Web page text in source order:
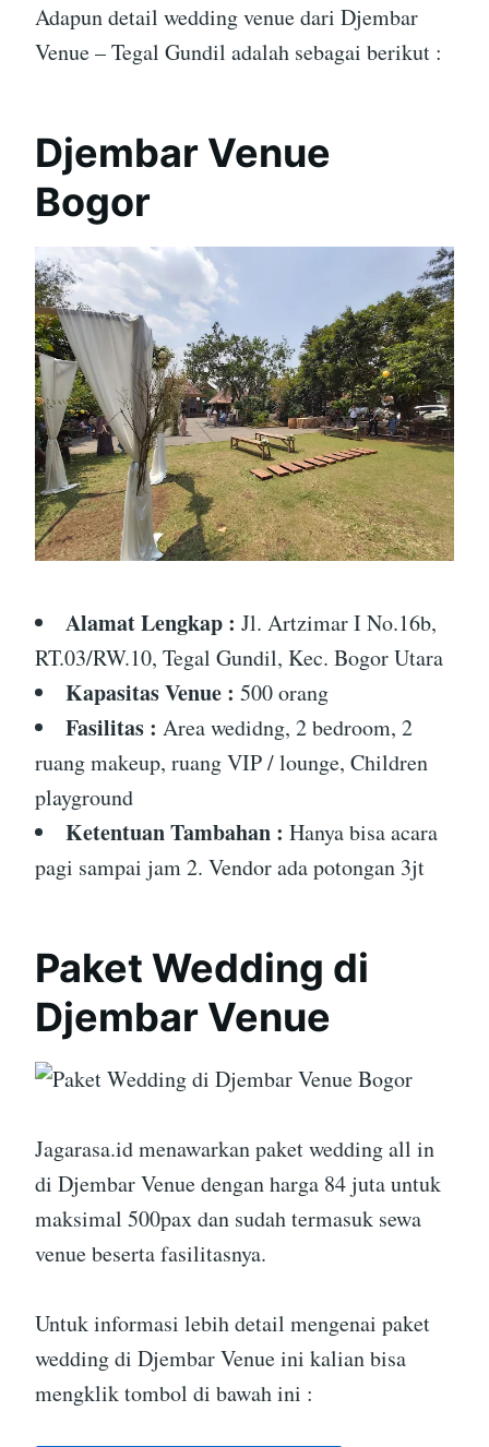
Adapun detail wedding venue dari Djembar
Venue – Tegal Gundil adalah sebagai berikut :
Djembar Venue
Bogor
Alamat Lengkap : Jl. Artzimar I No.16b,
RT.03/RW.10, Tegal Gundil, Kec. Bogor Utara
Kapasitas Venue : 500 orang
Fasilitas : Area wedidng, 2 bedroom, 2
ruang makeup, ruang VIP / lounge, Children
playground
Ketentuan Tambahan : Hanya bisa acara
pagi sampai jam 2. Vendor ada potongan 3jt
Paket Wedding di
Djembar Venue
Jagarasa.id menawarkan paket wedding all in
di Djembar Venue dengan harga 84 juta untuk
maksimal 500pax dan sudah termasuk sewa
venue beserta fasilitasnya.
Untuk informasi lebih detail mengenai paket
wedding di Djembar Venue ini kalian bisa
mengklik tombol di bawah ini :